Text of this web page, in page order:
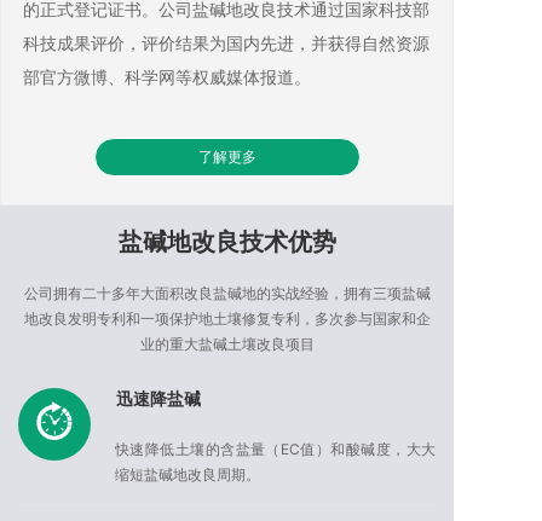
的正式登记证书。公司盐碱地改良技术通过国家科技部
科技成果评价，评价结果为国内先进，并获得自然资源
部官方微博、科学网等权威媒体报道。
了解更多
盐碱地改良技术优势
公司拥有二十多年大面积改良盐碱地的实战经验，拥有三项盐碱
地改良发明专利和一项保护地土壤修复专利，多次参与国家和企
业的重大盐碱土壤改良项目
迅速降盐碱
快速降低土壤的含盐量（EC值）和酸碱度，大大
缩短盐碱地改良周期。